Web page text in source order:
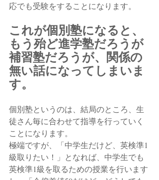
応でも受験をすることになります。
これが個別塾になると、
もう殆ど進学塾だろうが
補習塾だろうが、関係の
無い話になってしまいま
す。
個別塾というのは、結局のところ、生
徒さん毎に合わせて指導を行っていく
ことになります。
極端ですが、「中学生だけど、英検準1
級取りたい！」となれば、中学生でも
英検準1級を取るための授業を行います